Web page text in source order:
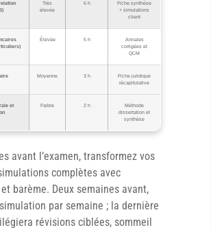
Très
élevée
6 h
Fiche synthèse
+ simulations
client
Élevée 5 h
Annales
corrigées et
QCM
Moyenne 3 h
Fiche juridique
récapitulative
et
Faible 2 h
Méthode
dissertation et
synthèse
avant l’examen, transformez vos
complètes avec
barème. Deux semaines avant,
par semaine ; la dernière
révisions ciblées, sommeil